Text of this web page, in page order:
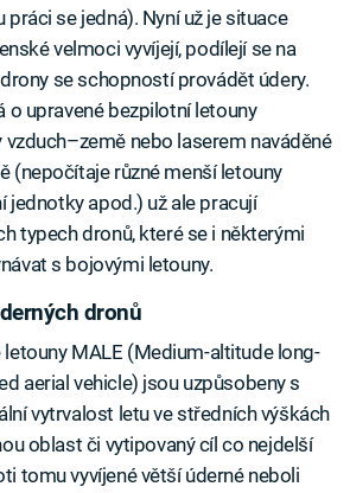
se jedná). Nyní už je situace
velmoci vyvíjejí, podílejí se na
se schopností provádět údery.
o upravené bezpilotní letouny
nebo laserem naváděné
(nepočítaje různé menší letouny
jednotky apod.) už ale pracují
typech dronů, které se i některými
s bojovými letouny.
dronů
MALE (Medium-altitude long-
aerial vehicle) jsou uzpůsobeny s
vytrvalost letu ve středních výškách
oblast či vytipovaný cíl co nejdelší
tomu vyvíjené větší úderné neboli